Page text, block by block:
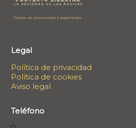
Legal
Política de privacidad
Política de cookies
Aviso legal
Teléfono